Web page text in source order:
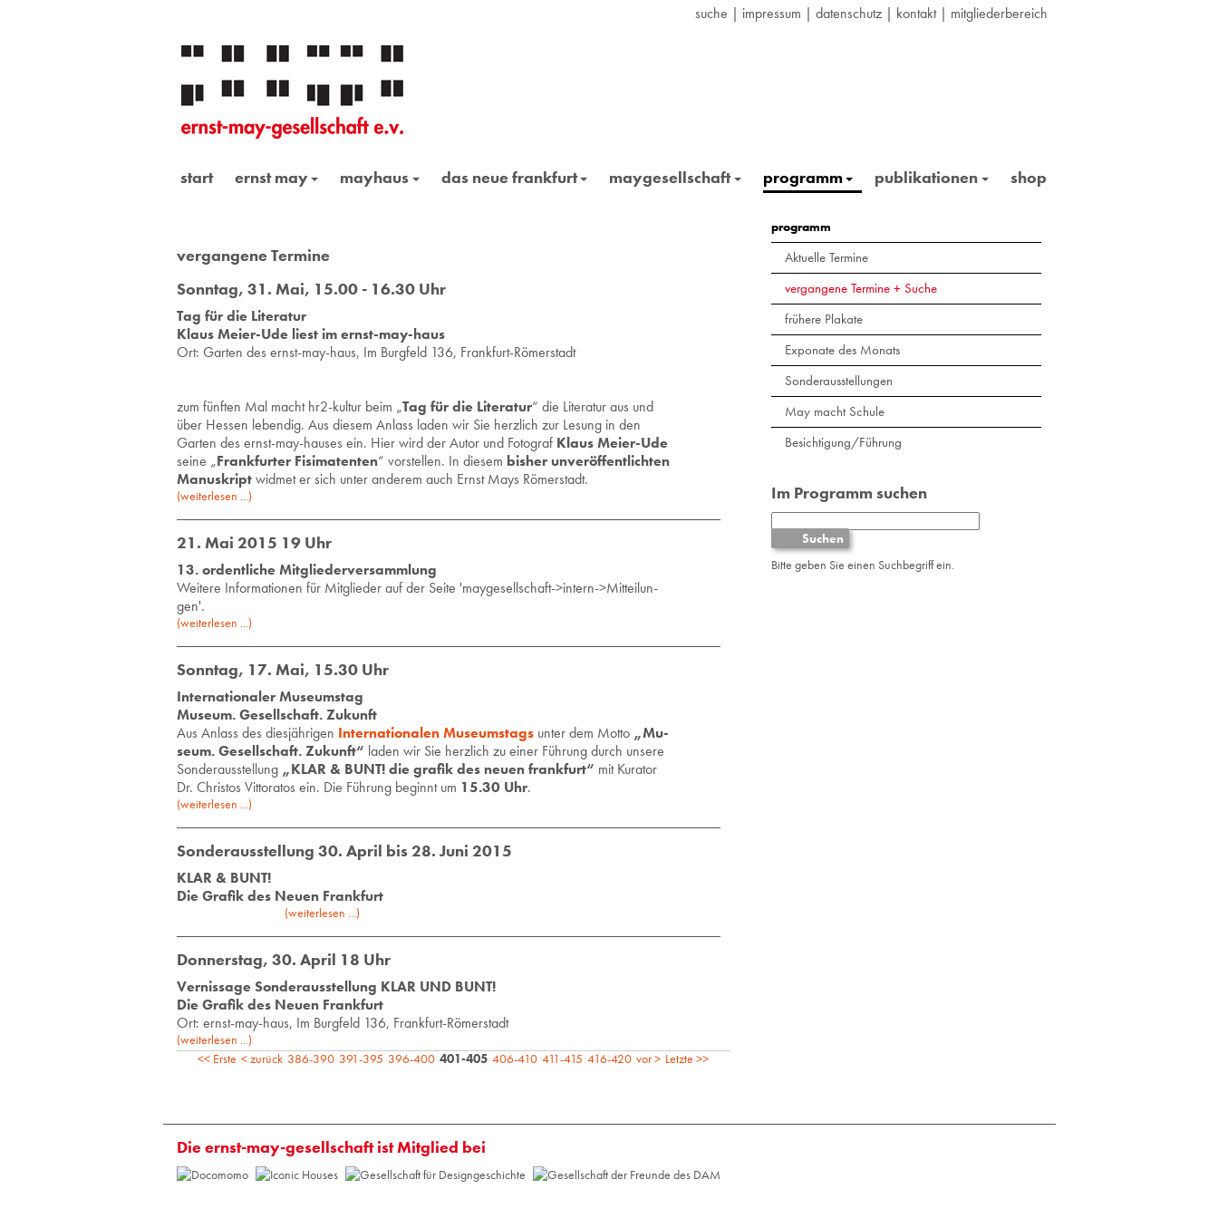
suche | impressum | datenschutz | kontakt| mitgliederbereich
start ernst may mayhaus das neue frankfurt maygesellschaft programm publikationen shop
vergangene Termine
Sonntag, 31. Mai, 15.00 - 16.30 Uhr
Tag für die Literatur
Klaus Meier-Ude liest im ernst-may-haus
Ort: Gar­ten des ernst-may-haus, Im Burg­feld 136, Frank­furt-Rö­mer­stadt
zum fünften Mal macht hr2-kultur beim „Tag für die Literatur“ die Literatur aus und
über Hessen lebendig. Aus diesem Anlass laden wir Sie herzlich zur Lesung in den
Garten des ernst-may-hauses ein. Hier wird der Autor und Fotograf Klaus Meier-Ude
seine „Frankfurter Fisimatenten“ vorstellen. In diesem bisher unveröffentlichten
Manuskriptwidmet er sich unter anderem auch Ernst Mays Römerstadt.
(weiterlesen ...)
21. Mai 2015 19 Uhr
13. ordentliche Mitgliederversammlung
Wei­te­re In­for­ma­tio­nen für Mit­glie­der auf der Seite 'may­ge­sell­schaft->in­tern->Mit­tei­lun­
gen'.
(weiterlesen ...)
Sonntag, 17. Mai, 15.30 Uhr
Internationaler Museumstag
Museum. Gesellschaft. Zukunft
Aus An­lass des dies­jäh­ri­gen In­ter­na­tio­na­len Mu­se­ums­tags unter dem Motto „Mu­
se­um. Ge­sell­schaft. Zu­kunft“ laden wir Sie herz­lich zu einer Füh­rung durch un­se­re
Son­der­aus­stel­lung „KLAR & BUNT! die gra­fik des neuen frank­furt“ mit Ku­ra­tor
Dr. Chris­tos Vit­to­ra­tos ein. Die Füh­rung be­ginnt um 15.30 Uhr.
(weiterlesen ...)
Sonderausstellung 30. April bis 28. Juni 2015
KLAR & BUNT!
Die Grafik des Neuen Frankfurt
(weiterlesen ...)
Donnerstag, 30. April 18 Uhr
Vernissage Sonderausstellung KLAR UND BUNT!
Die Grafik des Neuen Frankfurt
Ort: ernst-may-haus, Im Burg­feld 136, Frank­furt-Rö­mer­stadt
(weiterlesen ...)
<< Erste < zurück 386-390 391-395 396-400 401-405 406-410 411-415 416-420 vor > Letzte >>
programm
Aktuelle Termine
vergangene Termine + Suche
frühere Plakate
Exponate des Monats
Sonderausstellungen
May macht Schule
Besichtigung/Führung
Im Programm suchen
Bitte geben Sie einen Suchbegriff ein.
Die ernst-may-gesellschaft ist Mitglied bei